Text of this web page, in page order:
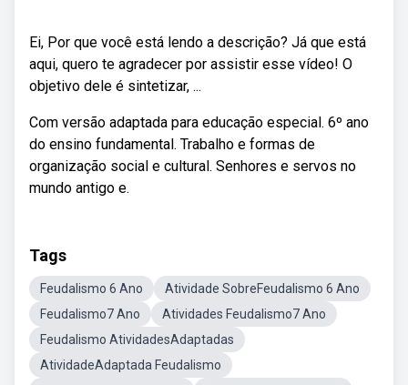
Ei, Por que você está lendo a descrição? Já que está
aqui, quero te agradecer por assistir esse vídeo! O
objetivo dele é sintetizar, ...
Com versão adaptada para educação especial. 6º ano
do ensino fundamental. Trabalho e formas de
organização social e cultural. Senhores e servos no
mundo antigo e.
Tags
Feudalismo 6 Ano
Atividade SobreFeudalismo 6 Ano
Feudalismo7 Ano
Atividades Feudalismo7 Ano
Feudalismo AtividadesAdaptadas
AtividadeAdaptada Feudalismo